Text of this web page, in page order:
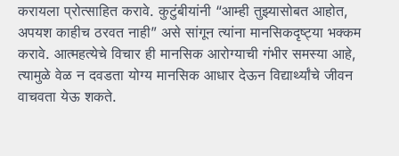
करायला प्रोत्साहित करावे. कुटुंबीयांनी “आम्ही तुझ्यासोबत आहोत,
अपयश काहीच ठरवत नाही” असे सांगून त्यांना मानसिकदृष्ट्या भक्कम
करावे. आत्महत्येचे विचार ही मानसिक आरोग्याची गंभीर समस्या आहे,
त्यामुळे वेळ न दवडता योग्य मानसिक आधार देऊन विद्यार्थ्यांचे जीवन
वाचवता येऊ शकते.